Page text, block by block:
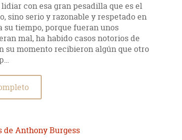
con esa gran pesadilla que es el
sino serio y razonable y respetado en
su tiempo, porque fueran unos
mal, ha habido casos notorios de
su momento recibieron algún que otro
de Anthony Burgess